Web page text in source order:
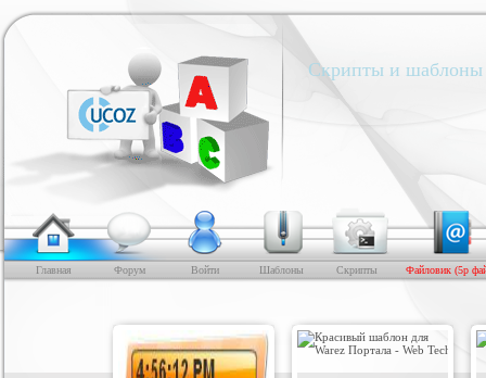
Скрипты и шаблоны
Главная Форум Войти Шаблоны Скрипты Файловик (5р